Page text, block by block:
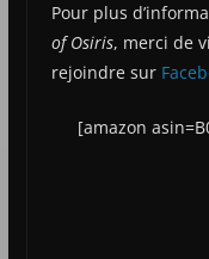
Pour plus
of Osiris, merci de
rejoindre sur
[amazon